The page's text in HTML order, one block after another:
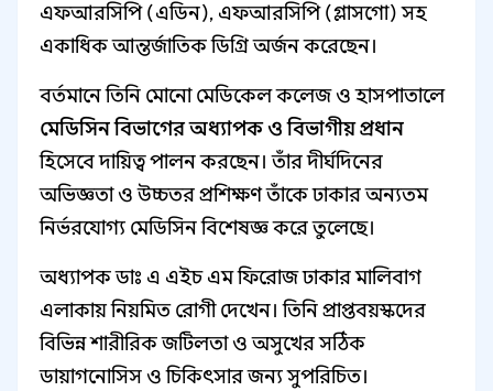
এফআরসিপি (এডিন), এফআরসিপি (গ্লাসগো) সহ
একাধিক আন্তর্জাতিক ডিগ্রি অর্জন করেছেন।
বর্তমানে তিনি মোনো মেডিকেল কলেজ ও হাসপাতালে
মেডিসিন বিভাগের অধ্যাপক ও বিভাগীয় প্রধান
হিসেবে দায়িত্ব পালন করছেন। তাঁর দীর্ঘদিনের
অভিজ্ঞতা ও উচ্চতর প্রশিক্ষণ তাঁকে ঢাকার অন্যতম
নির্ভরযোগ্য মেডিসিন বিশেষজ্ঞ করে তুলেছে।
অধ্যাপক ডাঃ এ এইচ এম ফিরোজ ঢাকার মালিবাগ
এলাকায় নিয়মিত রোগী দেখেন। তিনি প্রাপ্তবয়স্কদের
বিভিন্ন শারীরিক জটিলতা ও অসুখের সঠিক
ডায়াগনোসিস ও চিকিৎসার জন্য সুপরিচিত।